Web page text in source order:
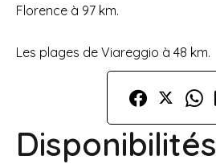
Florence à 97 km.
Les plages de Viareggio à 48 km.
Disponibilités